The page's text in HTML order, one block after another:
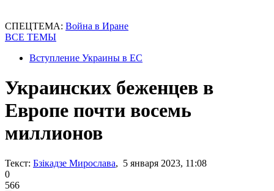
СПЕЦТЕМА: Война в Иране
ВСЕ ТЕМЫ
Вступление Украины в ЕС
Украинских беженцев в
Европе почти восемь
миллионов
Текст: Бзікадзе Мирослава, 5 января 2023, 11:08
0
566